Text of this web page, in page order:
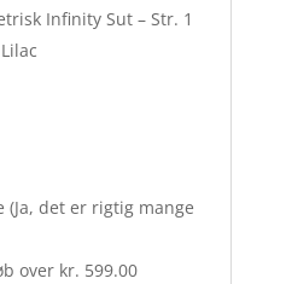
Infinity Sut – Str. 1
(Ja, det er rigtig mange
over kr. 599.00